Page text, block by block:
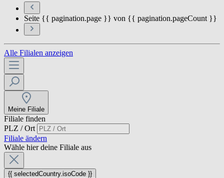
Seite {{ pagination.page }} von {{ pagination.pageCount }}
Alle Filialen anzeigen
Meine Filiale
Filiale finden
PLZ / Ort
Filiale ändern
Wähle hier deine Filiale aus
{{ selectedCountry.isoCode }}